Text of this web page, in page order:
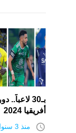
بـ30
أفريقيا 2024
access_time منذ 3 سنوات